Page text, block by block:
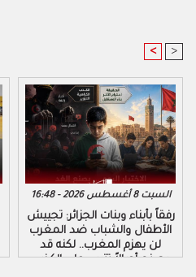
< >
السبت 8 أغسطس 2026 - 16:48
رفقاً بأبناء وبنات الجزائر: تجييش
الأطفال والشباب ضد المغرب
لن يهزم المغرب.. لكنه قد
يصنع أجيالاً تتربى على الكذب